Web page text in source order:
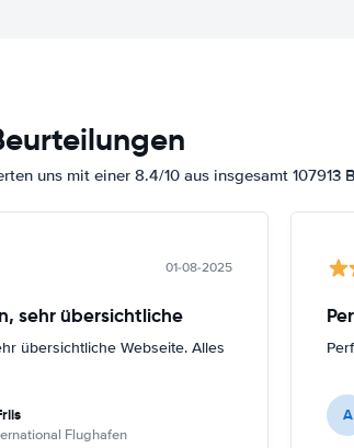
uns mit einer 8.4/10 aus insgesamt 107913
01-08-2025
sehr übersichtliche
übersichtliche Webseite. Alles
Flughafen
A